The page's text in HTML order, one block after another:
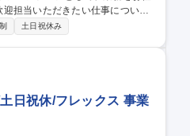
市【オープ
土日祝休み
日祝休/フレックス 事業